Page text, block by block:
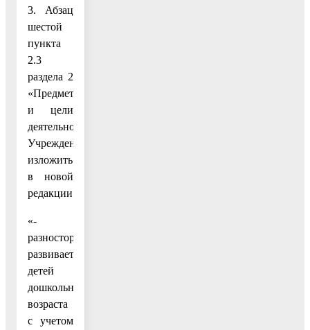
3. Абзац
шестой
пункта
2.3
раздела 2
«Предмет
и цели
деятельности
Учреждения»
изложить
в новой
редакции:
«-
разносторонне
развивает
детей
дошкольного
возраста
с учетом